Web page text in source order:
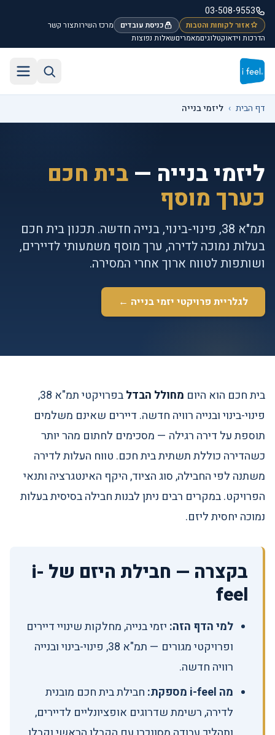
דלג לתוכן הראשי
03-508-9553
אזור לקוחות והטבות כניסת עובדים מרכז השירותצור קשר
הדרכות וידאוקטלוגיםמאמריםשאלות נפוצות
דף הבית › ליזמי בנייה
ליזמי בנייה — בית חכם
כערך מוסף
תמ"א 38, פינוי-בינוי, בנייה חדשה. תכנון בית חכם
בעלות נמוכה לדירה, ערך מוסף משמעותי לדיירים,
ושותפות לטווח ארוך אחרי המסירה.
לגלריית פרויקטי יזמי בנייה ←
בית חכם הוא היום מחולל הבדל
בפרויקטי תמ"א 38,
פינוי-בינוי ובנייה רוויה חדשה. דיירים שאינם משלמים
תוספת על דירה רגילה — מסכימים לחתום מהר יותר
כשהדירה כוללת תשתית בית חכם. טווח העלות לדירה
משתנה לפי החבילה, סוג הציוד, היקף האינטגרציה ותנאי
הפרויקט. במקרים רבים ניתן לבנות חבילה בסיסית בעלות
נמוכה יחסית ליזם.
בקצרה — חבילת היזם של i-
feel
למי הדף הזה: יזמי בנייה, מחלקות שינויי דיירים
ופרויקטי מגורים — תמ"א 38, פינוי-בינוי ובנייה
רוויה חדשה.
מה i-feel מספקת:
חבילת בית חכם מובנית
לדירה, רשימת שדרוגים אופציונליים לדיירים,